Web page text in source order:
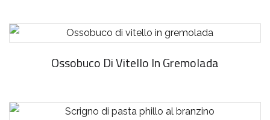
Ossobuco Di Vitello In Gremolada